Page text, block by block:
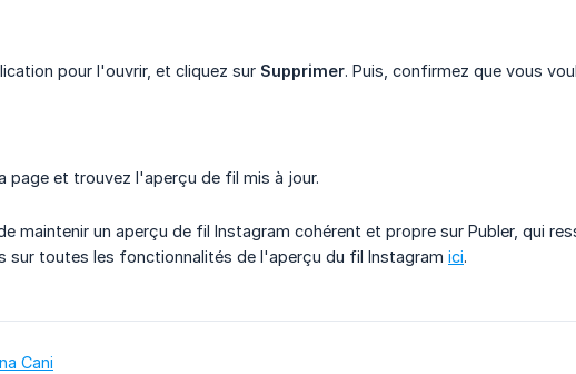
pour l'ouvrir, et cliquez sur Supprimer. Puis, confirmez que vous
page et trouvez l'aperçu de fil mis à jour.
maintenir un aperçu de fil Instagram cohérent et propre sur Publer, qui
sur toutes les fonctionnalités de l'aperçu du fil Instagram ici.
Cani